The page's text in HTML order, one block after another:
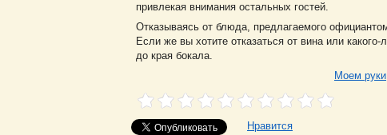
привлекая внимания остальных гостей.
Отказываясь от блюда, предлагаемого
Если же вы хотите отказаться от вина или
до края бокала.
Моем руки
Нравится